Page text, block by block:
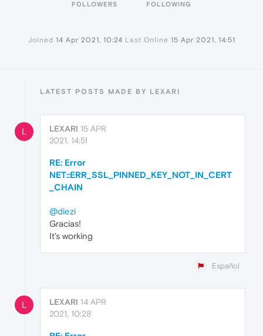
FOLLOWERS FOLLOWING
Joined 14 Apr 2021, 10:24 Last Online 15 Apr 2021, 14:51
LATEST POSTS MADE BY LEXARI
L LEXARI 15 APR
2021, 14:51
RE: Error
NET::ERR_SSL_PINNED_KEY_NOT_IN_CERT
_CHAIN
@diezi
Gracias!
It's working
Español
L LEXARI 14 APR
2021, 10:28